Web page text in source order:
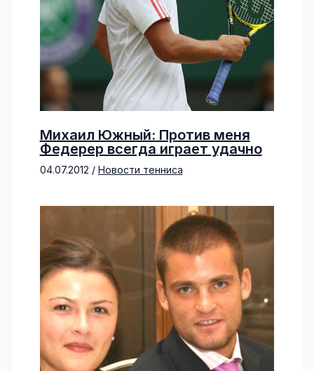
Михаил Южный: Против меня
Федерер всегда играет удачно
04.07.2012 / Новости тенниса